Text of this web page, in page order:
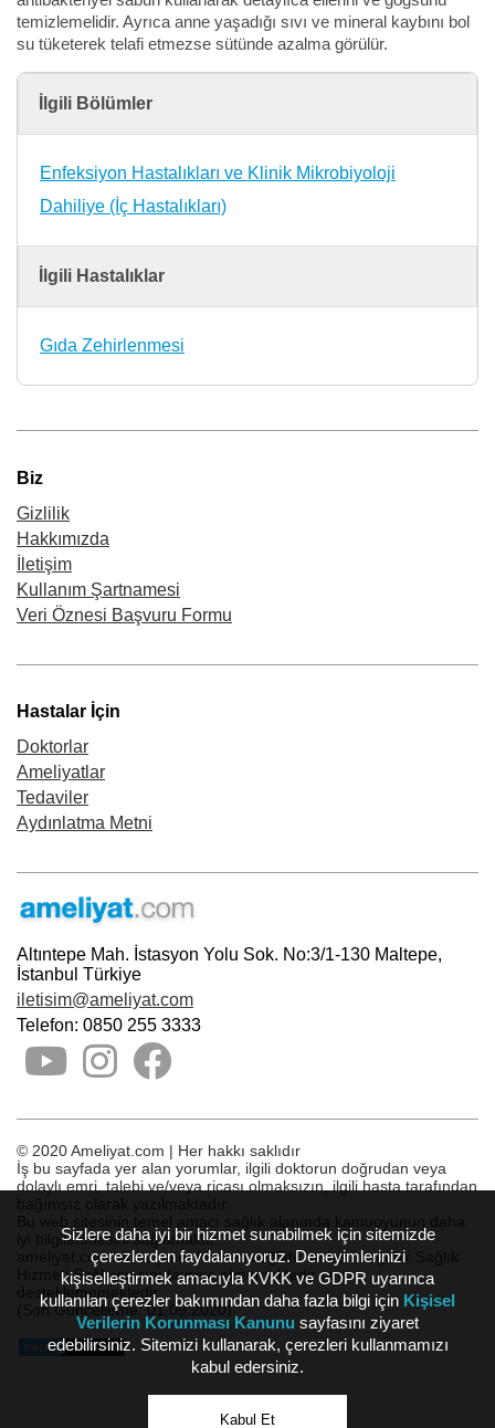
Sizlere daha iyi bir hizmet sunabilmek için sitemizde
çerezlerden faydalanıyoruz. Deneyimlerinizi
kişiselleştirmek amacıyla KVKK ve GDPR uyarınca
kullanılan çerezler bakımından daha fazla bilgi için Kişisel
Verilerin Korunması Kanunu sayfasını ziyaret
edebilirsiniz. Sitemizi kullanarak, çerezleri kullanmamızı
kabul edersiniz.
Kabul Et
temizlemelidir. Ayrıca anne yaşadığı sıvı ve mineral kaybını bol
su tüketerek telafi etmezse sütünde azalma görülür.
İlgili Bölümler
Enfeksiyon Hastalıkları ve Klinik Mikrobiyoloji
Dahiliye (İç Hastalıkları)
İlgili Hastalıklar
Gıda Zehirlenmesi
Biz
Gizlilik
Hakkımızda
İletişim
Kullanım Şartnamesi
Veri Öznesi Başvuru Formu
Hastalar İçin
Doktorlar
Ameliyatlar
Tedaviler
Aydınlatma Metni
Altıntepe Mah. İstasyon Yolu Sok. No:3/1-130 Maltepe,
İstanbul Türkiye
iletisim@ameliyat.com
Telefon: 0850 255 3333
© 2020 Ameliyat.com | Her hakkı saklıdır
İş bu sayfada yer alan yorumlar, ilgili doktorun doğrudan veya
dolaylı emri, talebi ve/veya ricası olmaksızın, ilgili hasta tarafından
iyi bilgilenmesini sağlamaktır.
ameliyat.com bir başvuru hizmeti değildir ve herhangi bir Sağlık
Hizmeti Sağlayıcısını tavsiye etmemektedir veya
desteklememektedir.
(Son Güncelleme: 01.09.2020)